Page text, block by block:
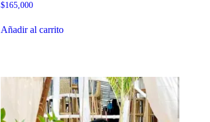
$165,000
Añadir al carrito